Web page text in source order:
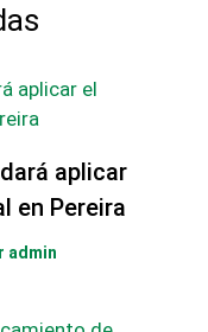
aplicar
en Pereira
admin